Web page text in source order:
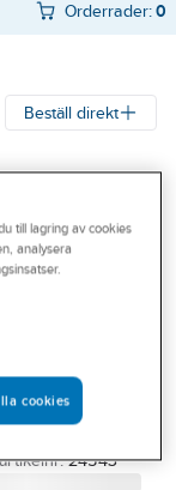
Orderrader:0
Beställ direkt
HABO
U BAKLUCKA
24543
till lagring av cookies
analysera
cookies